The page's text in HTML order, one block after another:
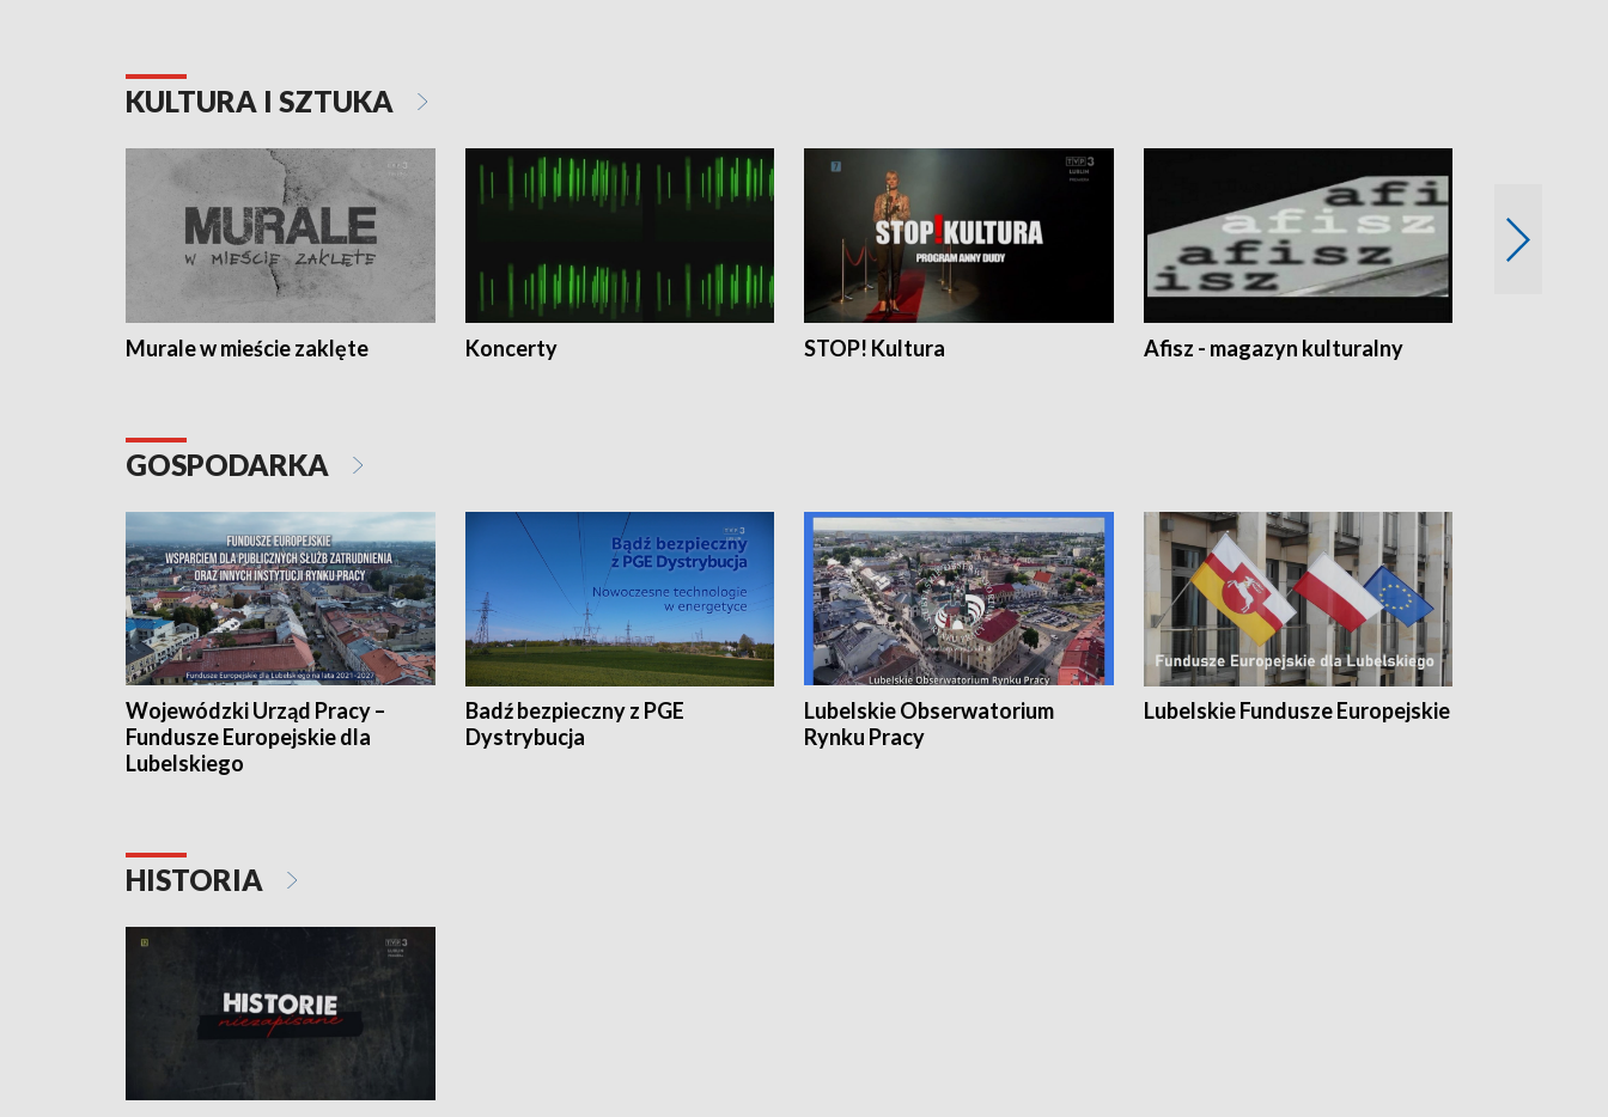
KULTURA I SZTUKA
Murale w mieście zaklęte Koncerty STOP! Kultura Afisz - magazyn kulturalny
GOSPODARKA
Wojewódzki Urząd Pracy –
Fundusze Europejskie dla
Lubelskiego
Badź bezpieczny z PGE
Dystrybucja
Lubelskie Obserwatorium
Rynku Pracy
Lubelskie Fundusze Europejskie
HISTORIA